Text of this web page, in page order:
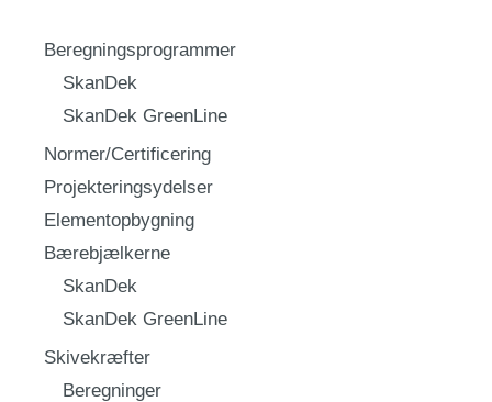
Beregningsprogrammer
SkanDek
SkanDek GreenLine
Normer/Certificering
Projekteringsydelser
Elementopbygning
Bærebjælkerne
SkanDek
SkanDek GreenLine
Skivekræfter
Beregninger